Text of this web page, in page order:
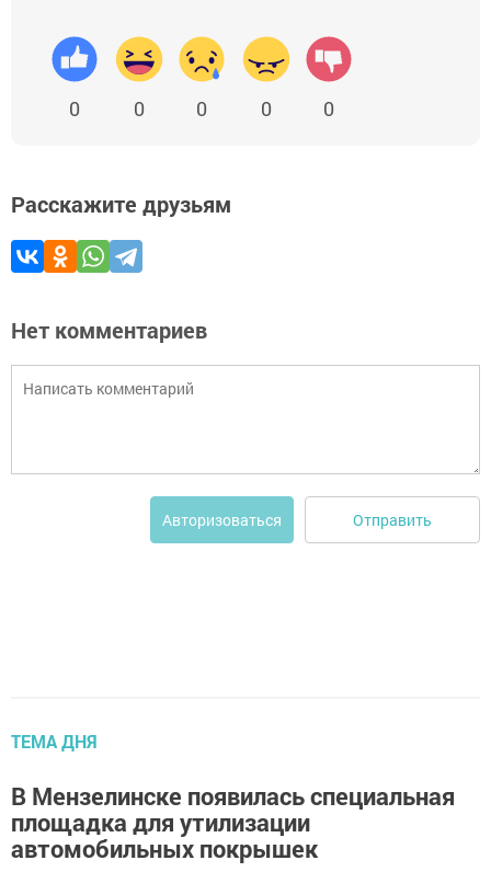
0 0 0 0 0
Расскажите друзьям
Нет комментариев
Авторизоваться Отправить
ТЕМА ДНЯ
В Мензелинске появилась специальная
площадка для утилизации
автомобильных покрышек